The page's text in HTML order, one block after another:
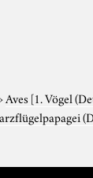
›Aves [1. Vögel